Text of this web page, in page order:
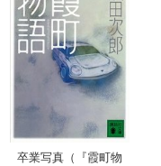
卒業写真（『霞町物